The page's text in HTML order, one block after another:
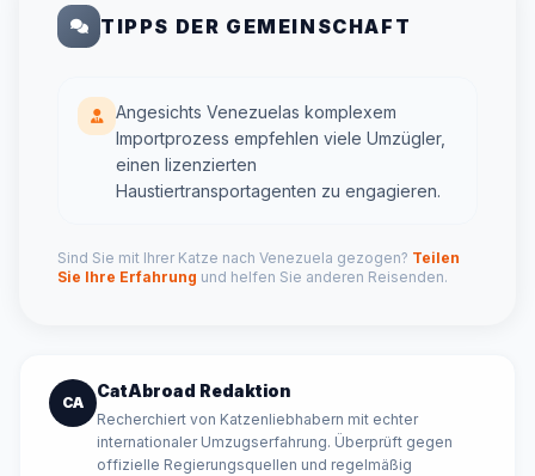
TIPPS DER GEMEINSCHAFT
Angesichts Venezuelas komplexem
Importprozess empfehlen viele Umzügler,
einen lizenzierten
Haustiertransportagenten zu engagieren.
Sind Sie mit Ihrer Katze nach Venezuela gezogen? Teilen
Sie Ihre Erfahrung und helfen Sie anderen Reisenden.
CA
CatAbroad Redaktion
Recherchiert von Katzenliebhabern mit echter
internationaler Umzugserfahrung. Überprüft gegen
offizielle Regierungsquellen und regelmäßig